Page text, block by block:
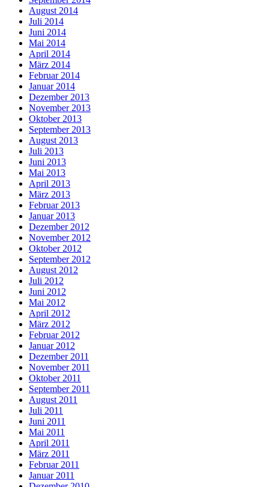
August 2014
Juli 2014
Juni 2014
Mai 2014
April 2014
März 2014
Februar 2014
Januar 2014
Dezember 2013
November 2013
Oktober 2013
September 2013
August 2013
Juli 2013
Juni 2013
Mai 2013
April 2013
März 2013
Februar 2013
Januar 2013
Dezember 2012
November 2012
Oktober 2012
September 2012
August 2012
Juli 2012
Juni 2012
Mai 2012
April 2012
März 2012
Februar 2012
Januar 2012
Dezember 2011
November 2011
Oktober 2011
September 2011
August 2011
Juli 2011
Juni 2011
Mai 2011
April 2011
März 2011
Februar 2011
Januar 2011